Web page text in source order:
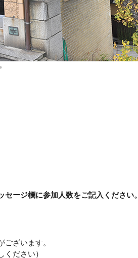
ージ欄に参加人数をご記入ください。
ざいます。
ださい）